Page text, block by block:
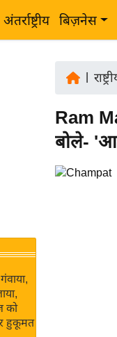
अंतर्राष्ट्रीय बिज़नेस
को
हुकूमत
Ram
बोले-